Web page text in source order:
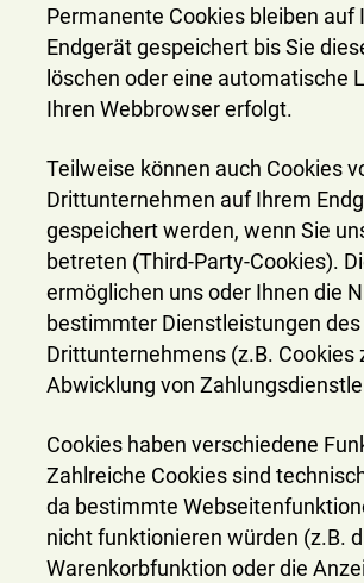
Permanente Cookies bleiben auf
Endgerät gespeichert bis Sie
löschen oder eine automatische
Ihren Webbrowser erfolgt.
Teilweise können auch Cookies
Drittunternehmen auf Ihrem
gespeichert werden, wenn Sie
betreten (Third-Party-Cookies).
ermöglichen uns oder Ihnen die
bestimmter Dienstleistungen des
Drittunternehmens (z.B. Cookies
Abwicklung von
Cookies haben verschiedene
Zahlreiche Cookies sind
da bestimmte
nicht funktionieren würden (z.B.
Warenkorbfunktion oder die